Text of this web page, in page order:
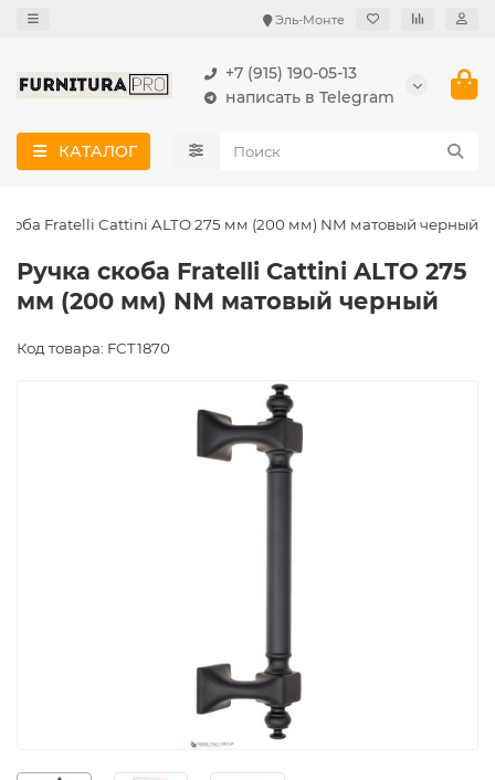
Эль-Монте
+7 (915) 190-05-13
написать в Telegram
КАТАЛОГ
Fratelli Cattini ALTO 275 мм (200 мм) NM матовый черный
Ручка скоба Fratelli Cattini ALTO 275
мм (200 мм) NM матовый черный
Код товара: FCT1870